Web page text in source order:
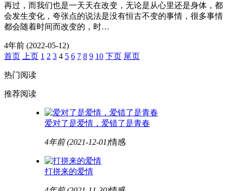
再过，而我们也是一天天在改变，无论是从心里还是身体，都
会发生变化，夸张点的说法是没有恒古不变的事情，很多事情
都会随着时间而改变的，时…
4年前 (2022-05-12)
首页
上页 1 2 3 4 5 6 7 8 9 10 下页 尾页
热门阅读
推荐阅读
爱对了是爱情，爱错了是青春
4年前(2021-12-01)情感
打拼来的爱情